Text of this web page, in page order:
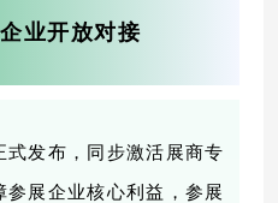
业开放对接
发布，同步激活展商专
参展企业核心利益，参展